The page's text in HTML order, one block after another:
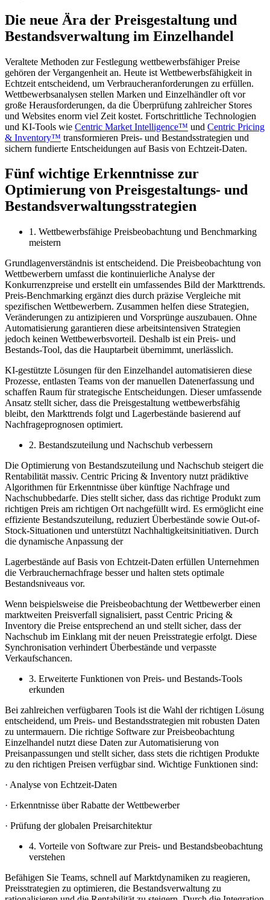
Die neue Ära der Preisgestaltung und
Bestandsverwaltung im Einzelhandel
Veraltete Methoden zur Festlegung wettbewerbsfähiger Preise
gehören der Vergangenheit an. Heute ist Wettbewerbsfähigkeit in
Echtzeit entscheidend, um Verbraucheranforderungen zu erfüllen.
Wettbewerbsanalysen stellen Marken und Einzelhändler oft vor
große Herausforderungen, da die Überprüfung zahlreicher Stores
und Websites enorm viel Zeit kostet. Fortschrittliche Technologien
und KI-Tools wie Centric Market Intelligence™ und Centric Pricing
& Inventory™ transformieren Preis- und Bestandsstrategien und
sichern fundierte Entscheidungen auf Basis von Echtzeit-Daten.
Fünf wichtige Erkenntnisse zur
Optimierung von Preisgestaltungs- und
Bestandsverwaltungsstrategien
1. Wettbewerbsfähige Preisbeobachtung und Benchmarking
meistern
Grundlagenverständnis ist entscheidend. Die Preisbeobachtung von
Wettbewerbern umfasst die kontinuierliche Analyse der
Konkurrenzpreise und erstellt ein umfassendes Bild der Markttrends.
Preis-Benchmarking ergänzt dies durch präzise Vergleiche mit
spezifischen Wettbewerbern. Zusammen helfen diese Strategien,
Veränderungen zu antizipieren und Vorsprünge auszubauen. Ohne
Automatisierung garantieren diese arbeitsintensiven Strategien
jedoch keinen Wettbewerbsvorteil. Deshalb ist ein Preis- und
Bestands-Tool, das die Hauptarbeit übernimmt, unerlässlich.
KI-gestützte Lösungen für den Einzelhandel automatisieren diese
Prozesse, entlasten Teams von der manuellen Datenerfassung und
schaffen Raum für strategische Entscheidungen. Dieser umfassende
Ansatz stellt sicher, dass die Preisgestaltung wettbewerbsfähig
bleibt, den Markttrends folgt und Lagerbestände basierend auf
Nachfrageprognosen optimiert.
2. Bestandszuteilung und Nachschub verbessern
Die Optimierung von Bestandszuteilung und Nachschub steigert die
Rentabilität massiv. Centric Pricing & Inventory nutzt prädiktive
Algorithmen für Erkenntnisse über künftige Nachfrage und
Nachschubbedarfe. Dies stellt sicher, dass das richtige Produkt zum
richtigen Preis am richtigen Ort nachgefüllt wird. Es ermöglicht eine
effiziente Bestandszuteilung, reduziert Überbestände sowie Out-of-
Stock-Situationen und unterstützt Nachhaltigkeitsinitiativen. Durch
die dynamische Anpassung der
Lagerbestände auf Basis von Echtzeit-Daten erfüllen Unternehmen
die Verbrauchernachfrage besser und halten stets optimale
Bestandsniveaus vor.
Wenn beispielsweise die Preisbeobachtung der Wettbewerber einen
marktweiten Preisverfall signalisiert, passt Centric Pricing &
Inventory die Preise entsprechend an und stellt sicher, dass der
Nachschub im Einklang mit der neuen Preisstrategie erfolgt. Diese
Synchronisation verhindert Überbestände und verpasste
Verkaufschancen.
3. Erweiterte Funktionen von Preis- und Bestands-Tools
erkunden
Bei zahlreichen verfügbaren Tools ist die Wahl der richtigen Lösung
entscheidend, um Preis- und Bestandsstrategien mit robusten Daten
zu untermauern. Die richtige Software zur Preisbeobachtung
Einzelhandel nutzt diese Daten zur Automatisierung von
Preisanpassungen und stellt sicher, dass stets die richtigen Produkte
zu den richtigen Preisen verfügbar sind. Wichtige Funktionen sind:
· Analyse von Echtzeit-Daten
· Erkenntnisse über Rabatte der Wettbewerber
· Prüfung der globalen Preisarchitektur
4. Vorteile von Software zur Preis- und Bestandsbeobachtung
verstehen
Befähigen Sie Teams, schnell auf Marktdynamiken zu reagieren,
Preisstrategien zu optimieren, die Bestandsverwaltung zu